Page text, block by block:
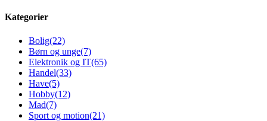
Kategorier
Bolig(22)
Børn og unge(7)
Elektronik og IT(65)
Handel(33)
Have(5)
Hobby(12)
Mad(7)
Sport og motion(21)